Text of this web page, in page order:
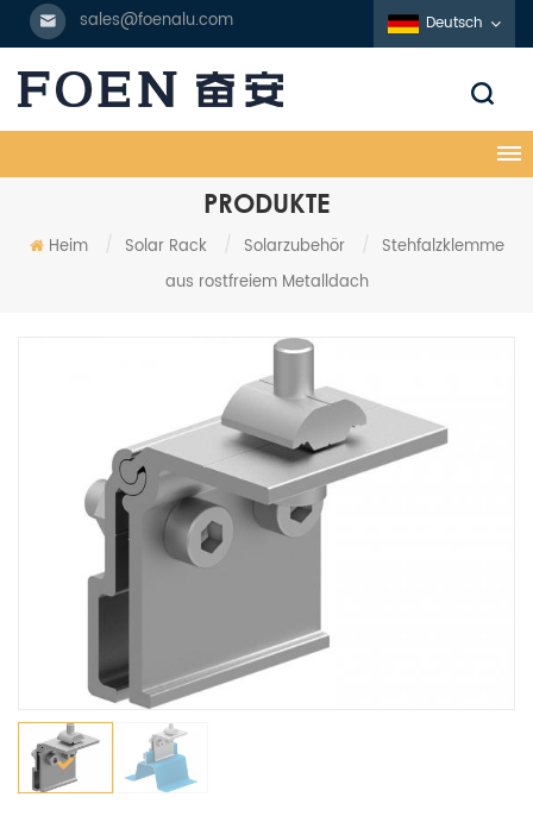
sales@foenalu.com Deutsch
PRODUKTE
Heim / Solar Rack / Solarzubehör /
Stehfalzklemme
aus rostfreiem Metalldach